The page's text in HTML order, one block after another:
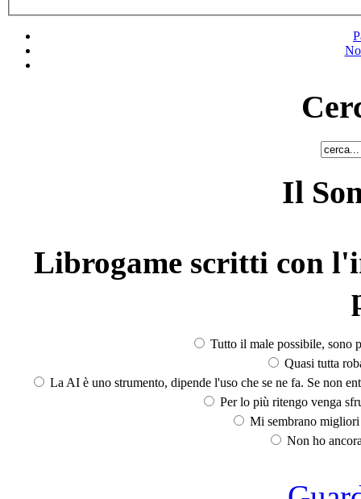
Il
Librogame scritti con
Tutto il male possibile, sono
Quasi tutta
La AI è uno strumento, dipende l'uso che se ne fa. Se non
Per lo più ritengo venga
Mi sembrano
Non ho